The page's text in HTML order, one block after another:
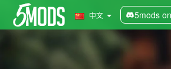
中文 5mods